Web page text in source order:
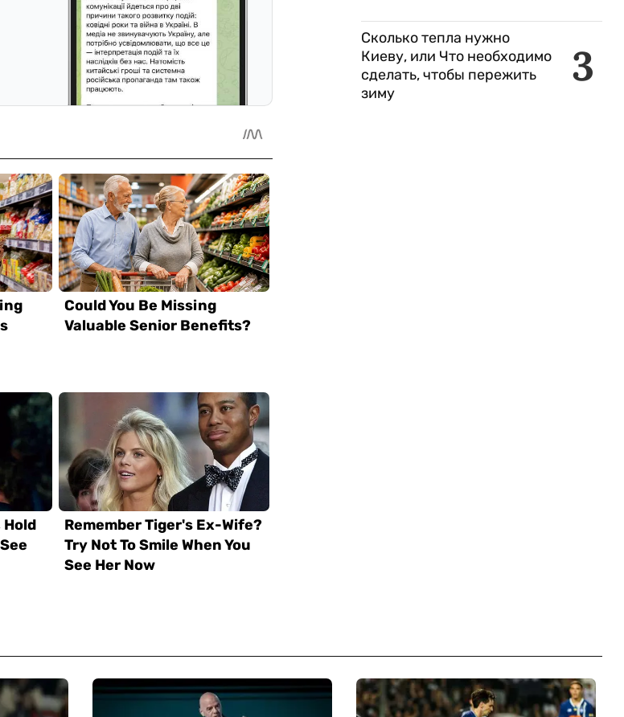
3
Сколько тепла нужно
Киеву, или Что необходимо
сделать, чтобы пережить
зиму